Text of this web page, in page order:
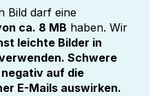
Bild darf eine
ca. 8 MB haben. Wir
leichte Bilder in
Schwere
auf die
E-Mails auswirken.